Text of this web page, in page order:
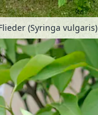
(Syringa vulgaris)